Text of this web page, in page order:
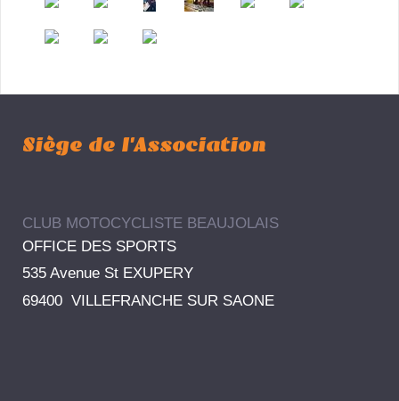
Siège de l'Association
CLUB MOTOCYCLISTE BEAUJOLAIS
OFFICE DES SPORTS
535 Avenue St EXUPERY
69400 VILLEFRANCHE SUR SAONE